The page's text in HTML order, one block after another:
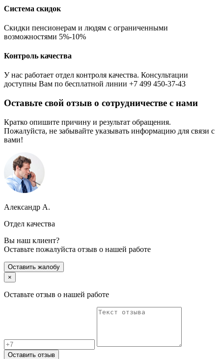
Система скидок
Скидки пенсионерам и людям с ограниченными
возможностями 5%-10%
Контроль качества
У нас работает отдел контроля качества. Консультации
доступны Вам по бесплатной линии +7 499 450-37-43
Оставьте свой отзыв о сотрудничестве с нами
Кратко опишите причину и результат обращения.
Пожалуйста, не забывайте указывать информацию для связи с
вами!
Александр А.
Отдел качества
Вы наш клиент?
Оставьте пожалуйста отзыв о нашей работе
Оставить жалобу
×
Оставьте отзыв о нашей работе
Оставить отзыв